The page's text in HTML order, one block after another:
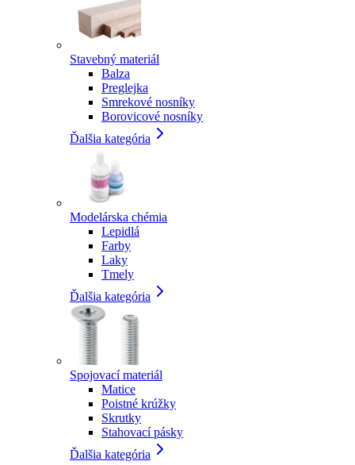
Stavebný materiál
Balza
Preglejka
Smrekové nosníky
Borovicové nosníky
Ďalšia kategória
Modelárska chémia
Lepidlá
Farby
Laky
Tmely
Ďalšia kategória
Spojovací materiál
Matice
Poistné krúžky
Skrutky
Stahovací pásky
Ďalšia kategória